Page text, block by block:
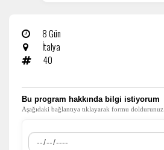
8 Gün
İtalya
40
​Bu program hakkında bilgi istiyorum
Aşağıdaki bağlantıya tıklayarak formu doldurunuz.